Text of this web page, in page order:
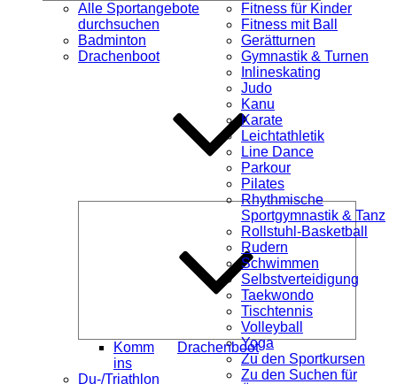
Alle Sportangebote
durchsuchen
Badminton
Drachenboot
öffnen
Komm
ins
Drachenboot
Du-/Triathlon
Fitness für Kinder
Fitness mit Ball
Gerätturnen
Gymnastik & Turnen
Inlineskating
Judo
Kanu
Karate
Leichtathletik
Line Dance
Parkour
Pilates
Rhythmische
Sportgymnastik & Tanz
Rollstuhl-Basketball
Rudern
Schwimmen
Selbstverteidigung
Taekwondo
Tischtennis
Volleyball
Yoga
Zu den Sportkursen
Zu den Suchen für